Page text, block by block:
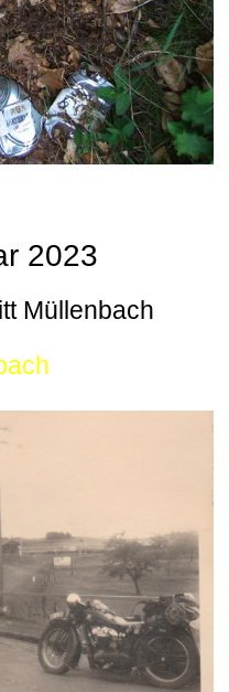
2023
Müllenbach